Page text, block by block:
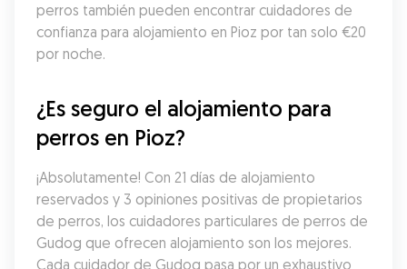
perros también pueden encontrar cuidadores de
confianza para alojamiento en Pioz por tan solo €20
por noche.
¿Es seguro el alojamiento para
perros en Pioz?
¡Absolutamente! Con 21 días de alojamiento
reservados y 3 opiniones positivas de propietarios
de perros, los cuidadores particulares de perros de
Gudog que ofrecen alojamiento son los mejores.
Cada cuidador de Gudog pasa por un exhaustivo